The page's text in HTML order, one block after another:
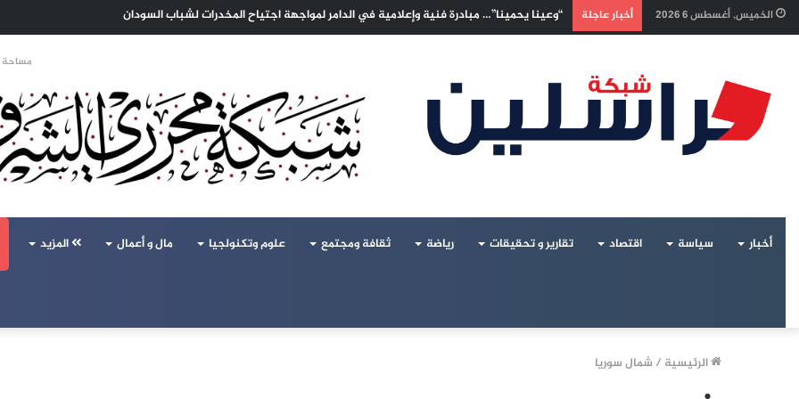
الخميس, أغسطس 6 2026 أخبار عاجلة إسرائيليون غادروا بلا رجعة: اخترنا الهجرة لنعيش بلا خوف
مساحة
أخبار سياسة اقتصاد تقارير و تحقيقات رياضة ثقافة ومجتمع علوم وتكنولجيا مال و أعمال المزيد
الرئيسية / شمال سوريا